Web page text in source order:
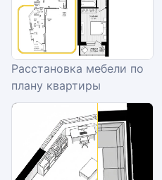
Расстановка мебели по
плану квартиры